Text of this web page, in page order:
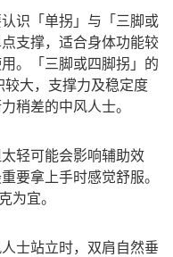
识「单拐」与「三脚或
支撑，适合身体功能较
。「三脚或四脚拐」的
大，支撑力及稳定度
稍差的中风人士。
轻可能会影响辅助效
要拿上手时感觉舒服。
为宜。
士站立时，双肩自然垂